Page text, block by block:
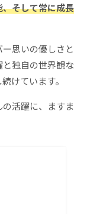
そして常に成長
思いの優しさと
独自の世界観な
けています。
活躍に、ますま